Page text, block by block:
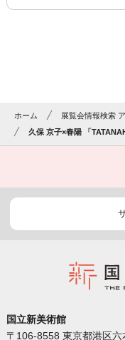
ホーム
展覧会情報検索
久保 京子×春陽 「
国立新美術館
〒106-8558 東京都港区